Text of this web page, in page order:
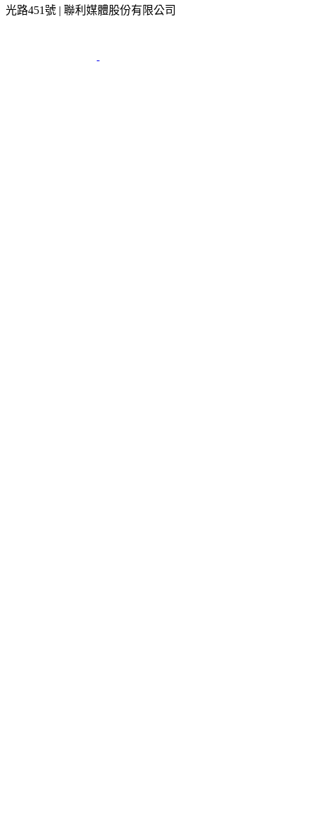
光路451號 | 聯利媒體股份有限公司